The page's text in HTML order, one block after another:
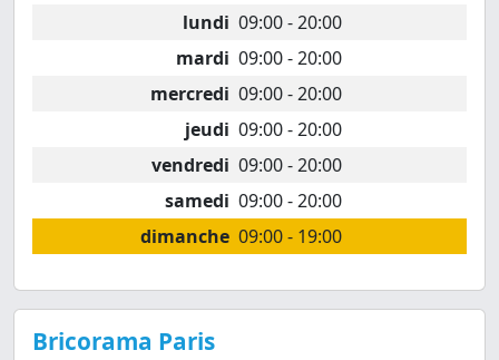
lundi 09:00 - 20:00
mardi 09:00 - 20:00
mercredi 09:00 - 20:00
jeudi 09:00 - 20:00
vendredi 09:00 - 20:00
samedi 09:00 - 20:00
dimanche 09:00 - 19:00
Bricorama Paris